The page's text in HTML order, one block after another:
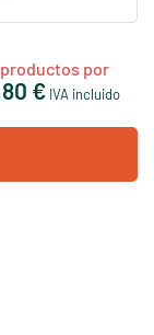
productos por
€ IVA incluido